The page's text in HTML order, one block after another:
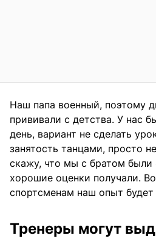
Наш папа военный, поэтому
прививали с детства. У нас
день, вариант не сделать
занятость танцами, просто
скажу, что мы с братом были
хорошие оценки получали.
спортсменам наш опыт будет
Тренеры могут